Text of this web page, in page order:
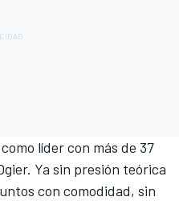
líder con más de 37
Ya sin presión teórica
con comodidad, sin